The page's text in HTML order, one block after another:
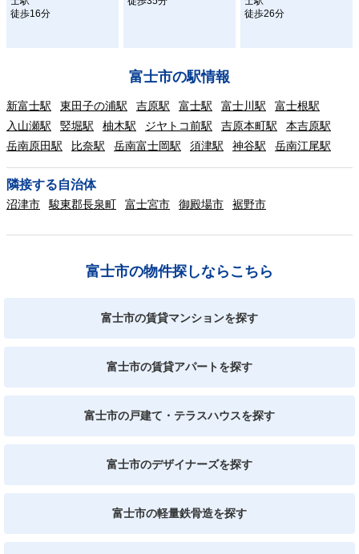
徒歩16分
徒歩26分
富士市の駅情報
新富士駅 東田子の浦駅 吉原駅 富士駅 富士川駅
富士根駅
入山瀬駅
竪堀駅 柚木駅 ジヤトコ前駅 吉原本町駅
本吉原駅
岳南原田駅
比奈駅 岳南富士岡駅 須津駅 神谷駅 岳南江尾駅
隣接する自治体
沼津市 駿東郡長泉町 富士宮市 御殿場市 裾野市
富士市の物件探しならこちら
富士市の賃貸マンションを探す
富士市の賃貸アパートを探す
富士市の戸建て・テラスハウスを探す
富士市のデザイナーズを探す
富士市の軽量鉄骨造を探す